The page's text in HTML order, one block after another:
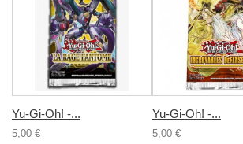
Yu-Gi-Oh! -...
5,00 €
Yu-Gi-Oh! -...
5,00 €